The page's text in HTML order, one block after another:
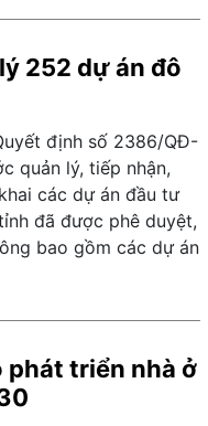
252 dự án đô
định số 2386/QĐ-
quản lý, tiếp nhận,
các dự án đầu tư
đã được phê duyệt,
bao gồm các dự án
phát triển nhà ở